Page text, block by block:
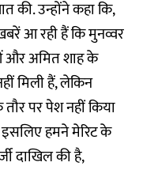
की. उन्होंने कहा कि,
आ रही हैं कि मुनव्वर
और अमित शाह के
मिली हैं, लेकिन
पर पेश नहीं किया
हमने मेरिट के
दाखिल की है,